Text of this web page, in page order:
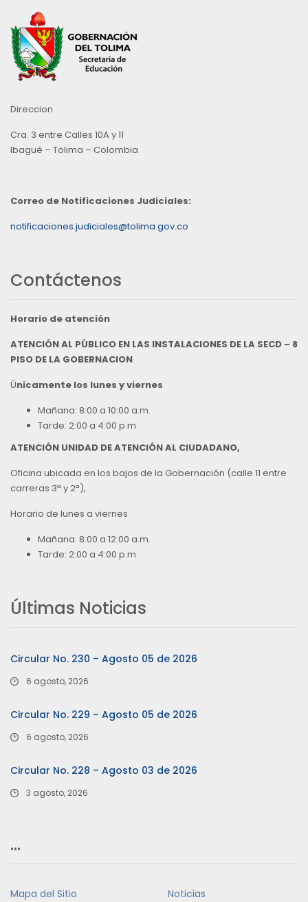
Direccion
Cra. 3 entre Calles 10A y 11
Ibagué – Tolima – Colombia
Correo de Notificaciones Judiciales:
notificaciones.judiciales@tolima.gov.co
Contáctenos
Horario de atención
ATENCIÓN AL PÚBLICO EN LAS INSTALACIONES DE LA SECD – 8
PISO DE LA GOBERNACION
Únicamente los lunes y viernes
Mañana: 8:00 a 10:00 a.m.
Tarde: 2:00 a 4:00 p.m
ATENCIÓN UNIDAD DE ATENCIÓN AL CIUDADANO,
Oficina ubicada en los bajos de la Gobernación (calle 11 entre
carreras 3ª y 2ª),
Horario de lunes a viernes
Mañana: 8:00 a 12:00 a.m.
Tarde: 2:00 a 4:00 p.m
Últimas Noticias
Circular No. 230 – Agosto 05 de 2026
6 agosto, 2026
Circular No. 229 – Agosto 05 de 2026
6 agosto, 2026
Circular No. 228 – Agosto 03 de 2026
3 agosto, 2026
…
Mapa del Sitio Noticias